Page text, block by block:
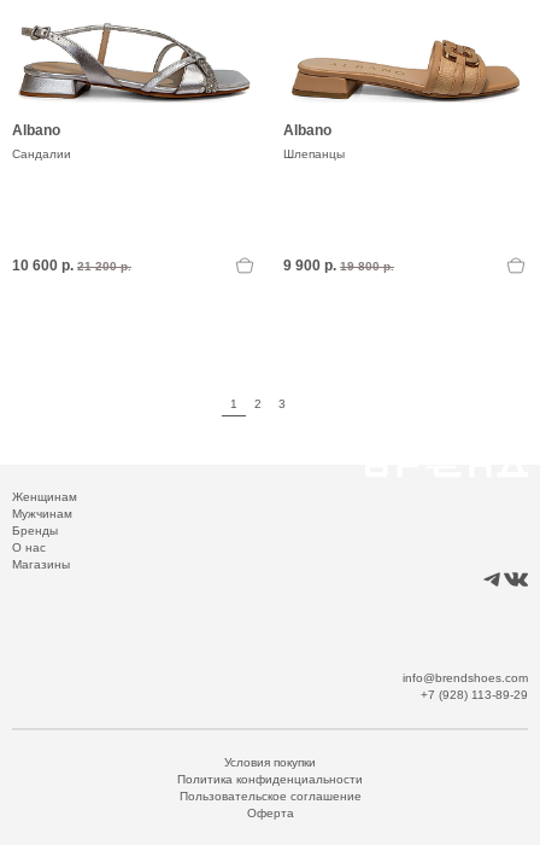
Albano
Сандалии
10 600 р. 21 200 р.
Albano
Шлепанцы
9 900 р. 19 800 р.
1 2 3
Женщинам
Мужчинам
Бренды
О нас
Магазины
info@brendshoes.com
+7 (928) 113-89-29
Условия покупки
Политика конфиденциальности
Пользовательское соглашение
Оферта